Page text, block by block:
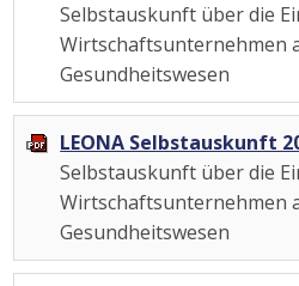
Selbstauskunft über die
Wirtschaftsunternehmen
Gesundheitswesen
LEONA Selbstauskunft
Selbstauskunft über die
Wirtschaftsunternehmen
Gesundheitswesen